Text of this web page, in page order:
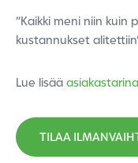
”Kaikki meni niin kuin
kustannukset
Lue lisää
TILAA